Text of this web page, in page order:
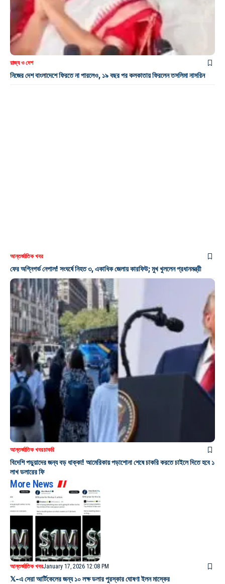
রাজ্য ও দেশ
নিজের দেশ বাংলাদেশে ফিরতে না পারলেও, ১৯ বছর পর কলকাতায় ফিরলেন তসলিমা নাসরিন
আন্তর্জাতিক খবর
ফের অগ্নিগর্ভ নেপাল! সংঘর্ষে নিহত ৩, একাধিক জেলায় কারফিউ; মুখ খুললেন প্রধানমন্ত্রী
আন্তর্জাতিক খবরচাকরি
বিদেশি পড়ুয়াদের জন্য বড় ধাক্কা! আমেরিকায় পড়াশোনা শেষে চাকরি করতে চাইলে দিতে হবে ১
লাখ ডলারের ফি
More News
আন্তর্জাতিক খবরJanuary 17, 2026 12:08 PM
𝕏-এ সেরা আর্টিকেলের জন্য ১০ লক্ষ ডলার পুরস্কার ঘোষণা ইলন মাস্কের